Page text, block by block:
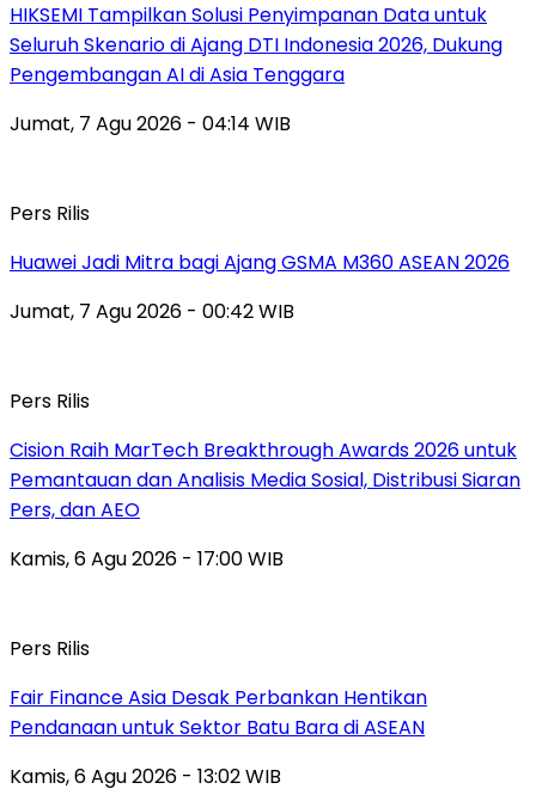
HIKSEMI Tampilkan Solusi Penyimpanan Data untuk
Seluruh Skenario di Ajang DTI Indonesia 2026, Dukung
Pengembangan AI di Asia Tenggara
Jumat, 7 Agu 2026 - 04:14 WIB
Pers Rilis
Huawei Jadi Mitra bagi Ajang GSMA M360 ASEAN 2026
Jumat, 7 Agu 2026 - 00:42 WIB
Pers Rilis
Cision Raih MarTech Breakthrough Awards 2026 untuk
Pemantauan dan Analisis Media Sosial, Distribusi Siaran
Pers, dan AEO
Kamis, 6 Agu 2026 - 17:00 WIB
Pers Rilis
Fair Finance Asia Desak Perbankan Hentikan
Pendanaan untuk Sektor Batu Bara di ASEAN
Kamis, 6 Agu 2026 - 13:02 WIB